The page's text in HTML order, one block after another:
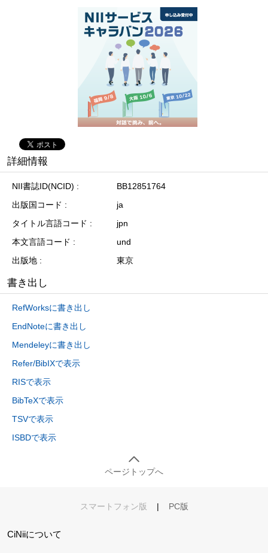
詳細情報
NII書誌ID(NCID)
BB12851764
出版国コード
ja
タイトル言語コード
jpn
本文言語コード
und
出版地
東京
書き出し
RefWorksに書き出し
EndNoteに書き出し
Mendeleyに書き出し
Refer/BibIXで表示
RISで表示
BibTeXで表示
TSVで表示
ISBDで表示
ページトップへ
スマートフォン版 | PC版
CiNiiについて